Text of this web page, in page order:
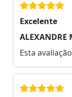
Excelente
ALEXANDRE
Esta